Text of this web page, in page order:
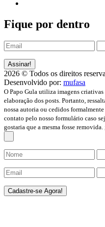
Fique por dentro
2026 © Todos os direitos
Desenvolvido por: mufasa
O Papo Gula utiliza imagens criativas
elaboração dos posts. Portanto,
nossa autoria ou cedidos
contato pelo nosso formulário caso
gostaria que a mesma fosse removida.